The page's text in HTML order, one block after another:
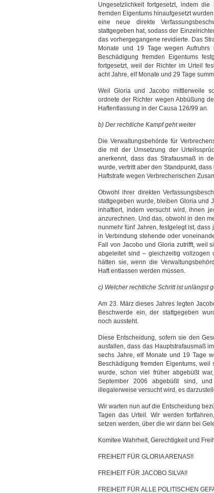
Ungesetzlichkeit fortgesetzt, indem
fremden Eigentums hinaufgesetzt
eine neue direkte
stattgegeben hat, sodass der
das vorhergegangene revidierte. Das
Monate und 19 Tage wegen
Beschädigung fremden Eigentums
fortgesetzt, weil der Richter im Urteil
acht Jahre, elf Monate und 29 Tage
Weil Gloria und Jacobo mittlerweile
ordnete der Richter wegen Abbüßung
Haftentlassung in der Causa 126/99 an.
b) Der rechtliche Kampf geht weiter
Die Verwaltungsbehörde für
die mit der Umsetzung der
anerkennt, dass das Strafausmaß in
wurde, vertritt aber den Standpunkt,
Haftstrafe wegen Verbrecherischen
Obwohl ihrer direkten
stattgegeben wurde, bleiben Gloria und
inhaftiert, indem versucht wird, ihnen
anzurechnen. Und das, obwohl in den
nunmehr fünf Jahren, festgelegt ist,
in Verbindung stehende oder
Fall von Jacobo und Gloria zutrifft, weil
abgeleitet sind – gleichzeitig vollzogen
hätten sie, wenn die
Haft entlassen werden müssen.
c) Welcher rechtliche Schritt ist unlängst
Am 23. März dieses Jahres legten
Beschwerde ein, der stattgegeben
noch aussteht.
Diese Entscheidung, sofern sie den
ausfallen, dass das Hauptstrafausmaß
sechs Jahre, elf Monate und 19 Tage
Beschädigung fremden Eigentums,
wurde, schon viel früher abgebüßt
September 2006 abgebüßt sind,
illegalerweise versucht wird, es
Wir warten nun auf die Entscheidung
Tagen das Urteil. Wir werden
setzen werden, über die wir dann bei
Komitee Wahrheit, Gerechtigkeit und
FREIHEIT FÜR GLORIA ARENAS!!
FREIHEIT FÜR JACOBO SILVA!!
FREIHEIT FÜR ALLE POLITISCHEN